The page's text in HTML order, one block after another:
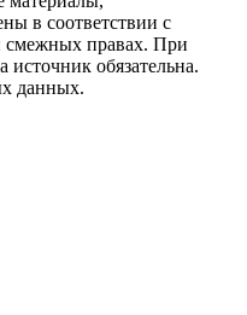
в соответствии с
смежных правах. При
источник обязательна.
данных.